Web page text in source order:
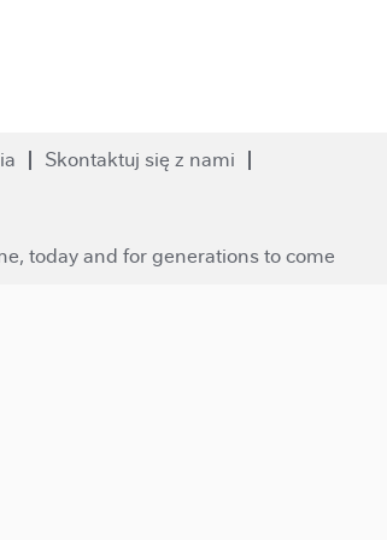
Skontaktuj się z nami
today and for generations to come